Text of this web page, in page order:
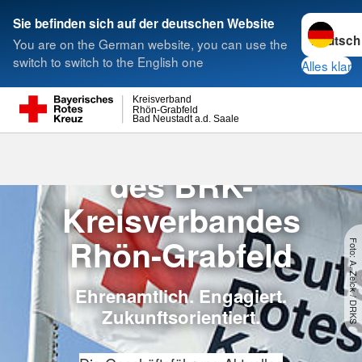
Sie befinden sich auf der deutschen Website
You are on the German website, you can use the
switch to switch to the English one
Sprache
Alles klar
Bad Neustadt a.d. Saale
Rhön-Grabfeld
Kreisverband
Suche
Foto: A. Zelck / DRKS
des BRK-
Kreisverbandes
Rhön-Grabfeld
Ehrenamtlich. Engagiert.
Zukunftsorientiert.